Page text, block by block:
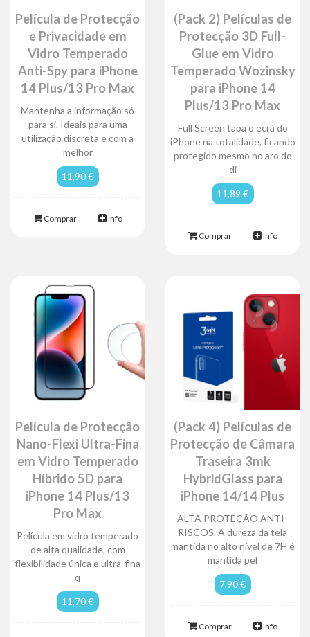
Película de Protecção
e Privacidade em
Vidro Temperado
Anti-Spy para iPhone
14 Plus/13 Pro Max
Mantenha a informação só
para si. Ideais para uma
utilização discreta e com a
melhor
11,90 €
Comprar Info
(Pack 2) Películas de
Protecção 3D Full-
Glue em Vidro
Temperado Wozinsky
para iPhone 14
Plus/13 Pro Max
Full Screen tapa o ecrã do
iPhone na totalidade, ficando
protegido mesmo no aro do
di
11,89 €
Comprar Info
Película de Protecção
Nano-Flexi Ultra-Fina
em Vidro Temperado
Híbrido 5D para
iPhone 14 Plus/13
Pro Max
Película em vidro temperado
de alta qualidade, com
flexibilidade única e ultra-fina
q
11,70 €
(Pack 4) Películas de
Protecção de Câmara
Traseira 3mk
HybridGlass para
iPhone 14/14 Plus
ALTA PROTEÇÃO ANTI-
RISCOS. A dureza da tela
mantida no alto nível de 7H é
mantida pel
7,90 €
Comprar Info